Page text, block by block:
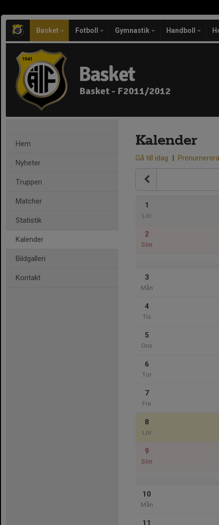
Basket Fotboll Gymnastik Handboll
Basket
Basket - F2011/2012
Hem
Nyheter
Truppen
Matcher
Statistik
Kalender
Bildgalleri
Kontakt
Kalender
Gå till idag | Prenumerera
1
Lör
2
Sön
3
Mån
4
Tis
5
Ons
6
Tor
7
Fre
8
Lör
9
Sön
10
Mån
11